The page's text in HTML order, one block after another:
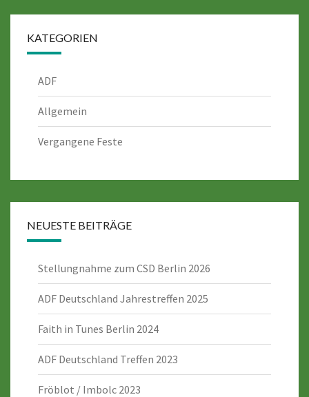
KATEGORIEN
ADF
Allgemein
Vergangene Feste
NEUESTE BEITRÄGE
Stellungnahme zum CSD Berlin 2026
ADF Deutschland Jahrestreffen 2025
Faith in Tunes Berlin 2024
ADF Deutschland Treffen 2023
Fröblot / Imbolc 2023